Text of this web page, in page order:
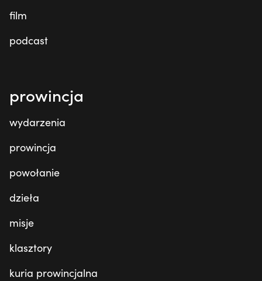
film
podcast
prowincja
wydarzenia
prowincja
powołanie
dzieła
misje
klasztory
kuria prowincjalna